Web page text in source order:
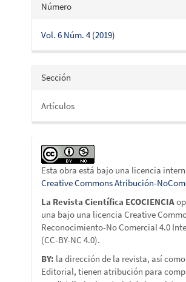
Número
Vol. 6 Núm. 4 (2019)
Sección
Artículos
Esta obra está bajo una licencia
Creative Commons Atribución-
La Revista Científica ECOCIENCIA
una bajo una licencia Creative
Reconocimiento-No Comercial 4.0
(CC-BY-NC 4.0).
BY: la dirección de la revista, así
Editorial, tienen atribución para